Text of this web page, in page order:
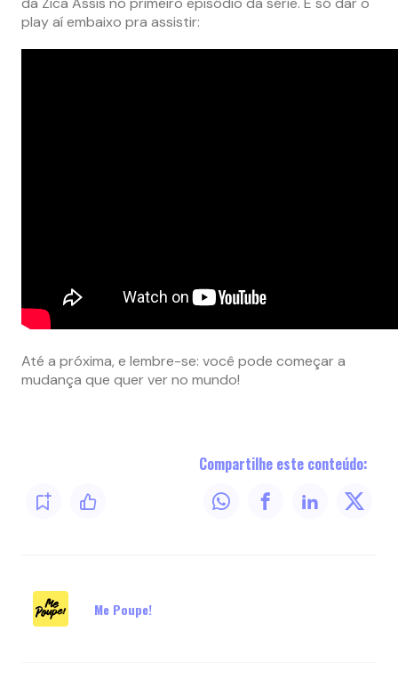
play aí embaixo pra assistir:
Até a próxima, e lembre-se: você pode começar a
mudança que quer ver no mundo!
Compartilhe este conteúdo:
Me Poupe!